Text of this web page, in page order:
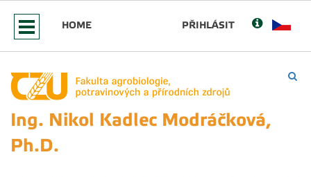
HOME PŘIHLÁSIT
Ing. Nikol Kadlec Modráčková,
Ph.D.